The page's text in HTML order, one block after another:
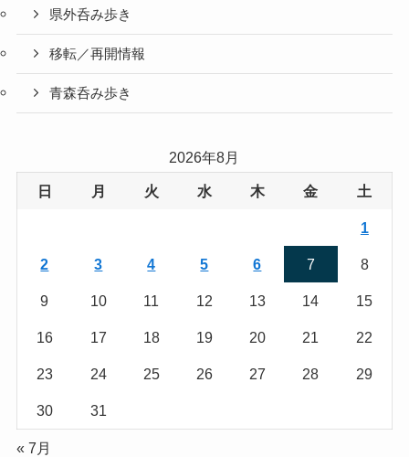
県外呑み歩き
移転／再開情報
青森呑み歩き
2026年8月
日 月 火 水 木 金 土
1
2 3 4 5 6 7 8
9 10 11 12 13 14 15
16 17 18 19 20 21 22
23 24 25 26 27 28 29
30 31
« 7月